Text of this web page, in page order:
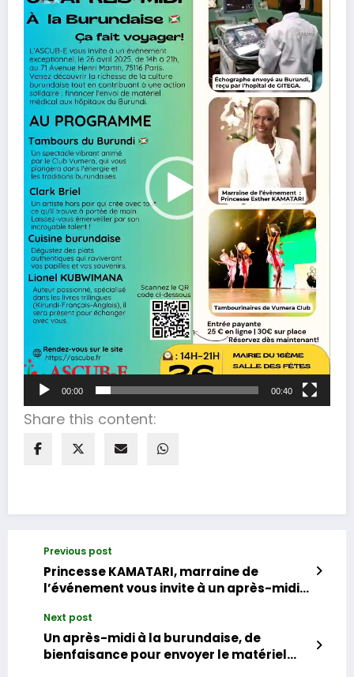
00:00 00:40
Share this content:
Previous post
Princesse KAMATARI, marraine de
l’événement vous invite à un après-midi à
Next post
Un après-midi à la burundaise, de
bienfaisance pour envoyer le matériel